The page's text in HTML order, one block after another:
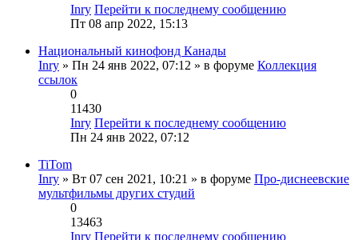
Inry Перейти к последнему сообщению
Пт 08 апр 2022, 15:13
Национальный кинофонд Канады
Inry » Пн 24 янв 2022, 07:12 » в форуме Коллекция
ссылок
0
11430
Inry Перейти к последнему сообщению
Пн 24 янв 2022, 07:12
TiTom
Inry » Вт 07 сен 2021, 10:21 » в форуме Про-диснеевские
мультфильмы других студий
0
13463
Inry Перейти к последнему сообщению